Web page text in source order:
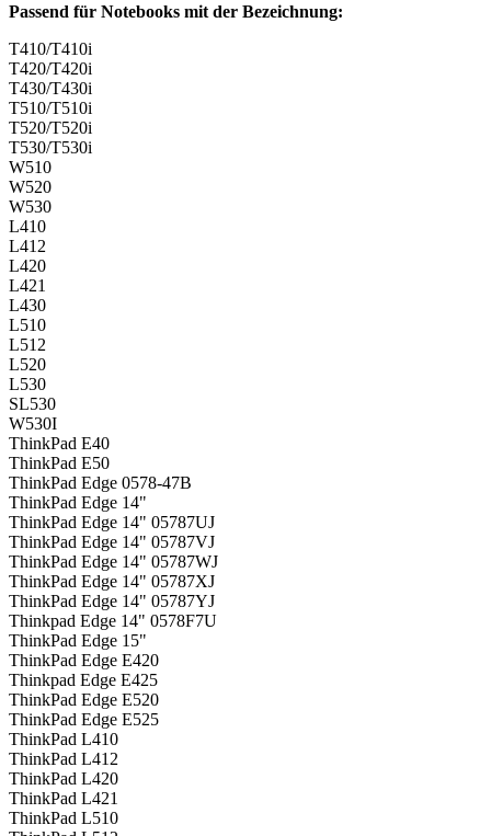
Passend für Notebooks mit der Bezeichnung:
T410/T410i
T420/T420i
T430/T430i
T510/T510i
T520/T520i
T530/T530i
W510
W520
W530
L410
L412
L420
L421
L430
L510
L512
L520
L530
SL530
W530I
ThinkPad E40
ThinkPad E50
ThinkPad Edge 0578-47B
ThinkPad Edge 14"
ThinkPad Edge 14" 05787UJ
ThinkPad Edge 14" 05787VJ
ThinkPad Edge 14" 05787WJ
ThinkPad Edge 14" 05787XJ
ThinkPad Edge 14" 05787YJ
Thinkpad Edge 14" 0578F7U
ThinkPad Edge 15"
ThinkPad Edge E420
Thinkpad Edge E425
ThinkPad Edge E520
ThinkPad Edge E525
ThinkPad L410
ThinkPad L412
ThinkPad L420
ThinkPad L421
ThinkPad L510